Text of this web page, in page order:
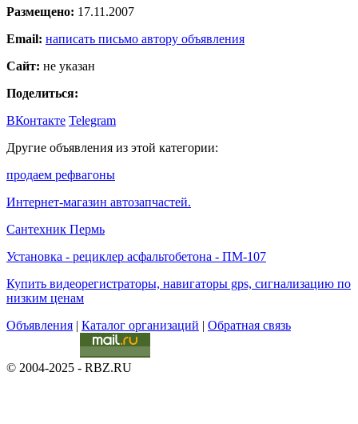
Размещено: 17.11.2007
Email: написать письмо автору объявления
Сайт: не указан
Поделиться:
ВКонтакте Telegram
Другие объявления из этой категории:
продаем рефвагоны
Интернет-магазин автозапчастей.
Сантехник Пермь
Установка - рециклер асфальтобетона - ПМ-107
Купить видеорегистраторы, навигаторы gps, сигнализацию по
низким ценам
Объявления | Каталог организаций | Обратная связь
© 2004-2025 - RBZ.RU